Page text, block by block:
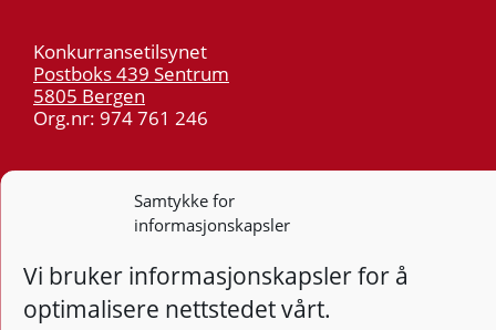
Samtykke for
informasjonskapsler
Vi bruker informasjonskapsler for å
optimalisere nettstedet vårt.
Konkurransetilsynet
Postboks 439 Sentrum
5805 Bergen
Org.nr: 974 761 246
Telefon:55 59 75 00
post@kt.no